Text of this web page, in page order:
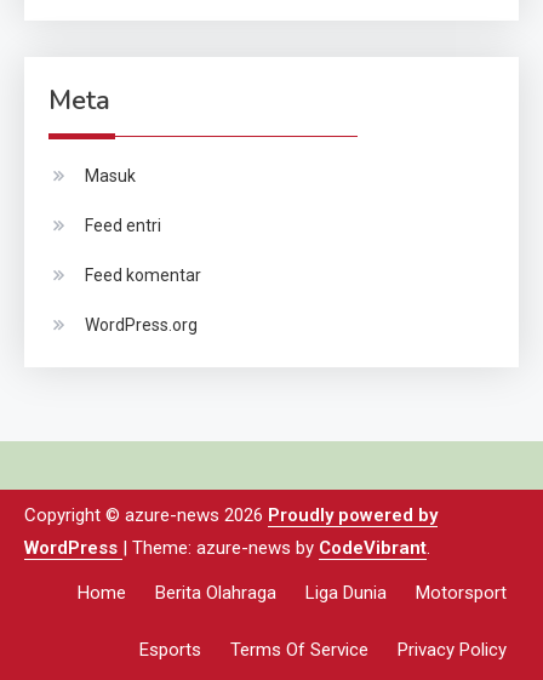
Meta
Masuk
Feed entri
Feed komentar
WordPress.org
Copyright © azure-news 2026 Proudly powered by
WordPress | Theme: azure-news by CodeVibrant
Home Berita Olahraga Liga Dunia Motorsport
Esports Terms Of Service Privacy Policy